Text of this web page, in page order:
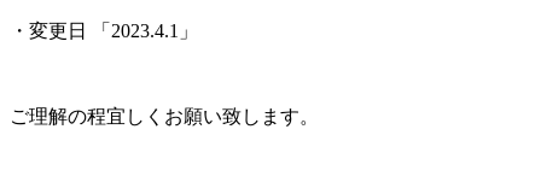
・変更日 「2023.4.1」
ご理解の程宜しくお願い致します。